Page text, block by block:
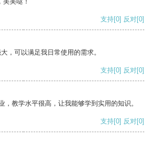
支持[0] 反对[0]
，可以满足我日常使用的需求。
支持[0] 反对[0]
，教学水平很高，让我能够学到实用的知识。
支持[0] 反对[0]